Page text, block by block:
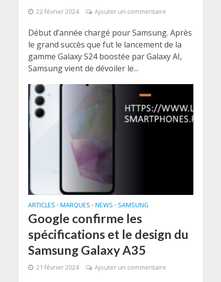
22 février 2024 Ajouter un commentaire
Début d’année chargé pour Samsung. Après
le grand succès que fut le lancement de la
gamme Galaxy S24 boostée par Galaxy AI,
Samsung vient de dévoiler le...
ARTICLES • MARQUES • NEWS • SAMSUNG
Google confirme les
spécifications et le design du
Samsung Galaxy A35
21 février 2024 Ajouter un commentaire